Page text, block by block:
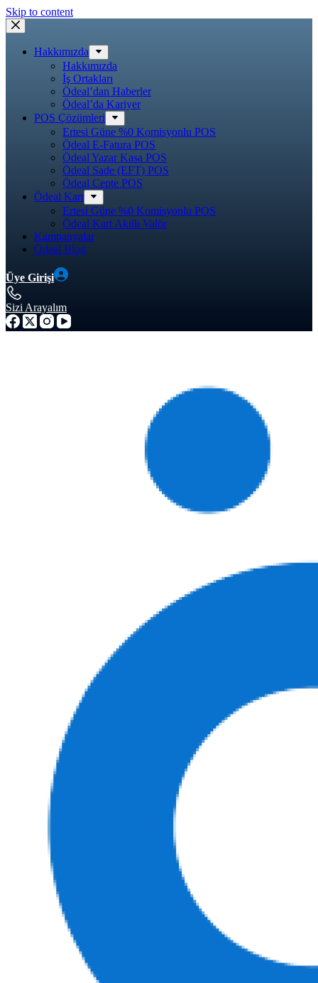
Skip to content
Hakkımızda
Hakkımızda
İş Ortakları
Ödeal’dan Haberler
Ödeal’da Kariyer
POS Çözümleri
Ertesi Güne %0 Komisyonlu POS
Ödeal E-Fatura POS
Ödeal Yazar Kasa POS
Ödeal Sade (EFT) POS
Ödeal Cepte POS
Ödeal Kart
Ertesi Güne %0 Komisyonlu POS
Ödeal Kart Akıllı Valör
Kampanyalar
Ödeal Blog
Üye Girişi
Sizi Arayalım